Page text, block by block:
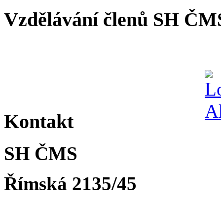
Vzdělávání členů SH
Kontakt
SH ČMS
Římská 2135/45